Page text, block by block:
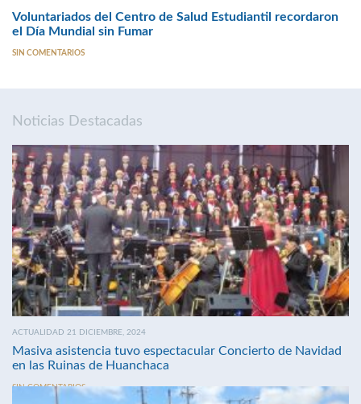
Voluntariados del Centro de Salud Estudiantil recordaron
el Día Mundial sin Fumar
SIN COMENTARIOS
Noticias Destacadas
ACTUALIDAD 21 DICIEMBRE, 2024
Masiva asistencia tuvo espectacular Concierto de Navidad
en las Ruinas de Huanchaca
SIN COMENTARIOS